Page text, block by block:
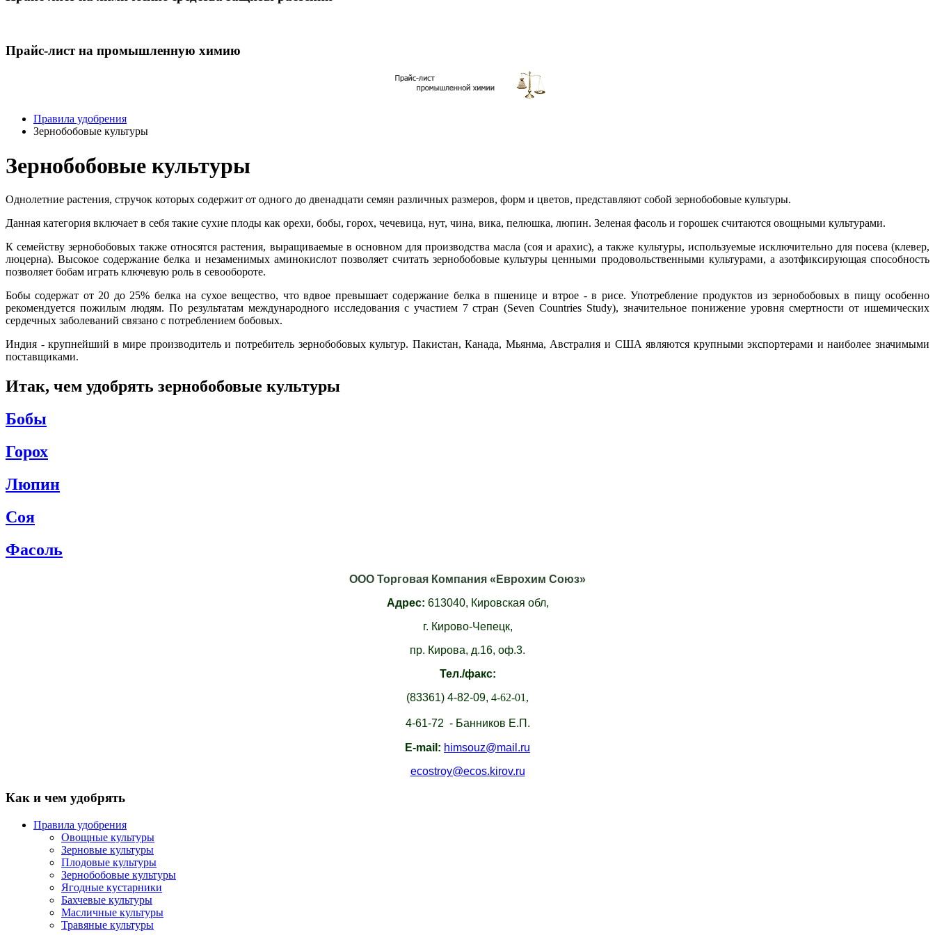
Прайс-лист на промышленную химию
Правила удобрения
Зернобобовые культуры
Зернобобовые культуры
Однолетние растения, стручок которых содержит от одного до двенадцати семян различных размеров, форм и цветов, представляют собой зернобобовые культуры.
Данная категория включает в себя такие сухие плоды как орехи, бобы, горох, чечевица, нут, чина, вика, пелюшка, люпин. Зеленая фасоль и горошек считаются овощными культурами.
К семейству зернобобовых также относятся растения, выращиваемые в основном для производства масла (соя и арахис), а также культуры, используемые исключительно для посева (клевер,
люцерна). Высокое содержание белка и незаменимых аминокислот позволяет считать зернобобовые культуры ценными продовольственными культурами, а азотфиксирующая способность
позволяет бобам играть ключевую роль в севообороте.
Бобы содержат от 20 до 25% белка на сухое вещество, что вдвое превышает содержание белка в пшенице и втрое - в рисе. Употребление продуктов из зернобобовых в пищу особенно
рекомендуется пожилым людям. По результатам международного исследования с участием 7 стран (Seven Countries Study), значительное понижение уровня смертности от ишемических
сердечных заболеваний связано с потреблением бобовых.
Индия - крупнейший в мире производитель и потребитель зернобобовых культур. Пакистан, Канада, Мьянма, Австралия и США являются крупными экспортерами и наиболее значимыми
поставщиками.
Итак, чем удобрять зернобобовые культуры
Бобы
Горох
Люпин
Соя
Фасоль
ООО Торговая Компания «Еврохим Союз»
Адрес: 613040, Кировская обл,
г. Кирово-Чепецк,
пр. Кирова, д.16, оф.3.
Тел./факс:
(83361) 4-82-09, 4-62-01,
4-61-72 - Банников Е.П.
E-mail: himsouz@mail.ru
ecostroy@ecos.kirov.ru
Как и чем удобрять
Правила удобрения
Овощные культуры
Зерновые культуры
Плодовые культуры
Зернобобовые культуры
Ягодные кустарники
Бахчевые культуры
Масличные культуры
Травяные культуры